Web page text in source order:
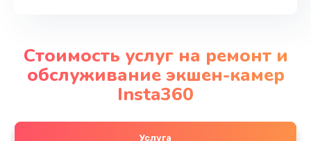
Стоимость услуг на ремонт и
обслуживание экшен-камер
Insta360
Услуга